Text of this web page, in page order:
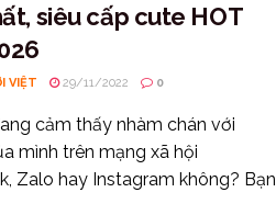
siêu cấp cute HOT
VIỆT 29/11/2022 0
cảm thấy nhàm chán với
mình trên mạng xã hội
Zalo hay Instagram không? Bạn